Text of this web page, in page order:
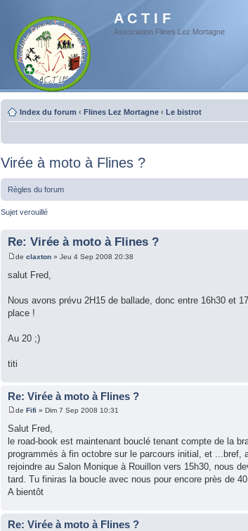
A C T I F
Association Flines Lez Mortagne
Index du forum ‹ Flines Lez Mortagne ‹ Le bistrot
Virée à moto à Flines ?
Règles du forum
Sujet verouillé
Re: Virée à moto à Flines ?
de claxton » Jeu 4 Sep 2008 20:38
salut Fred,
Nous avons prévu 2H15 de ballade, donc entre 16h30 et
place !
Au 20 ;)
titi
Re: Virée à moto à Flines ?
de Fifi » Dim 7 Sep 2008 10:31
Salut Fred,
le road-book est maintenant bouclé tenant compte de la
programmés à fin octobre sur le parcours initial, et ...bref,
rejoindre au Salon Monique à Rouillon vers 15h30, nous
tard. Tu finiras la boucle avec nous pour encore près de 40
A bientôt
Re: Virée à moto à Flines ?